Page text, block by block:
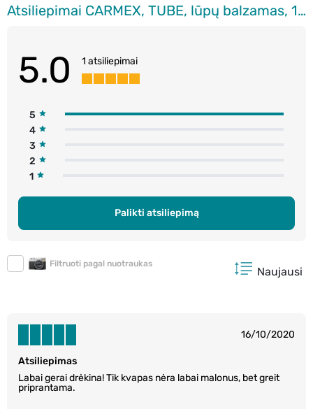
Atsiliepimai CARMEX, TUBE, lūpų balzamas, 10 g.
5.0 1 atsiliepimai
5
4
3
2
1
Palikti atsiliepimą
Filtruoti pagal nuotraukas
Naujausi
16/10/2020
Atsiliepimas
Labai gerai drėkina! Tik kvapas nėra labai malonus, bet greit
priprantama.